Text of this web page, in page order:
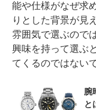
能や仕様がなぜ求
りとした背景が見
雰囲気で選ぶので
興味を持って選ぶ
てくるのではない
腕
と